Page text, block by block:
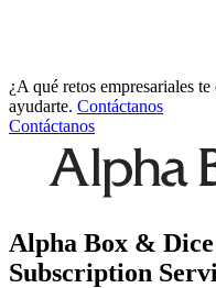
¿A qué retos empresariales
ayudarte. Contáctanos
Contáctanos
Alpha Box &
Subscription